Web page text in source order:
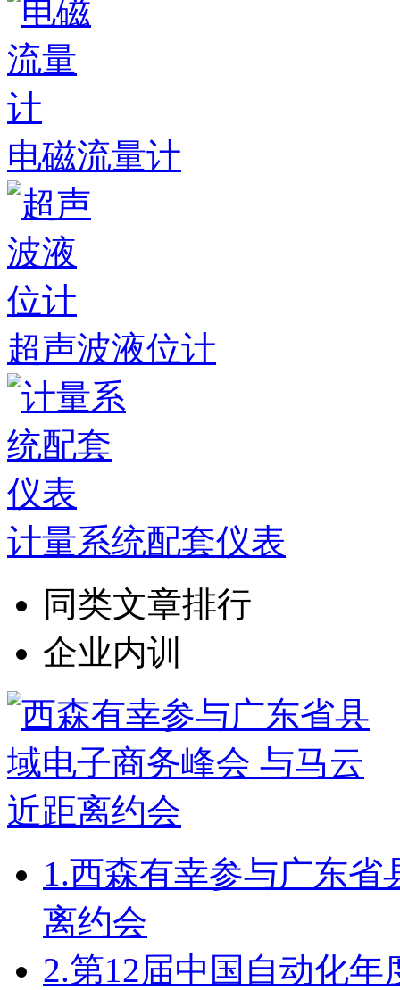
电磁流量计
超声波液位计
计量系统配套仪表
同类文章排行
企业内训
1.西森有幸参与广东省
离约会
2.第12届中国自动化